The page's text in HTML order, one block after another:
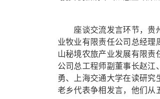
座谈交流发言环节，贵州
业牧业有限责任公司总经理
山秘境农旅产业发展有限
公司总工程师副董事长赵江
勇、上海交通大学在读研究
老乡代表争相发言，他们从